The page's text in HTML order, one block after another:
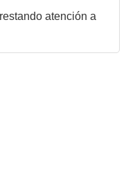
atención a